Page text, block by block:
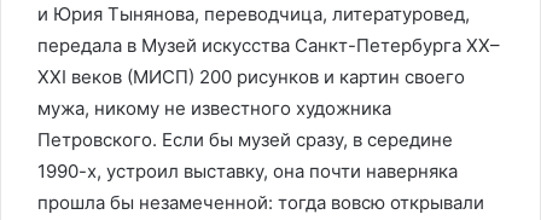
и Юрия Тынянова, переводчица, литературовед,
передала в Музей искусства Санкт-Петербурга XX–
XXI веков (МИСП) 200 рисунков и картин своего
мужа, никому не известного художника
Петровского. Если бы музей сразу, в середине
1990-х, устроил выставку, она почти наверняка
прошла бы незамеченной: тогда вовсю открывали